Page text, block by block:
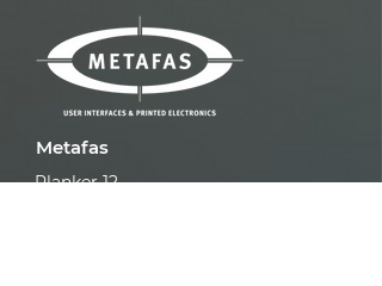
Metafas
Planker 12